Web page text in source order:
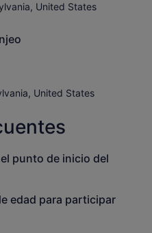
United States
United States
punto de inicio del
edad para participar